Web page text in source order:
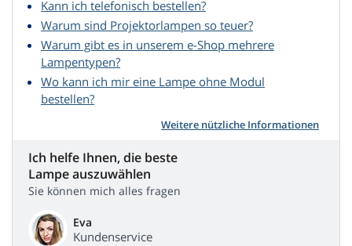
Kann ich telefonisch bestellen?
Warum sind Projektorlampen so teuer?
Warum gibt es in unserem e-Shop mehrere
Lampentypen?
Wo kann ich mir eine Lampe ohne Modul
bestellen?
Weitere nützliche Informationen
Ich helfe Ihnen, die beste
Lampe auszuwählen
Sie können mich alles fragen
Eva
Kundenservice